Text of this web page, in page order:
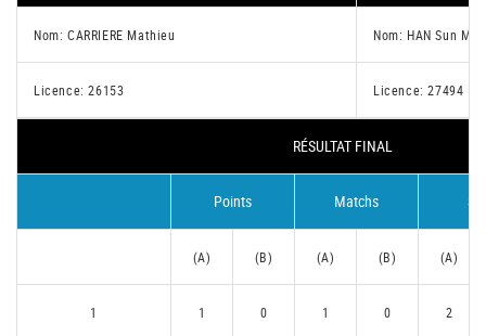
Nom: CARRIERE Mathieu Nom: HAN Sun Min
Licence: 26153 Licence: 27494
RÉSULTAT FINAL
Points Matchs
(A) (B) (A) (B) (A)
1 1 0 1 0 2